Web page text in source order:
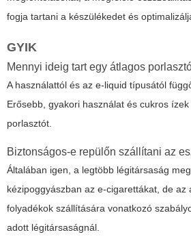
fogja tartani a készülékedet és
GYIK
Mennyi ideig tart egy átlagos
A használattól és az e-liquid típusától
Erősebb, gyakori használat és cukros
porlasztót.
Biztonságos-e repülőn szállítani az
Általában igen, a legtöbb légitársaság
kézipoggyászban az e-cigarettákat, de az
folyadékok szállítására vonatkozó
adott légitársaságnál.